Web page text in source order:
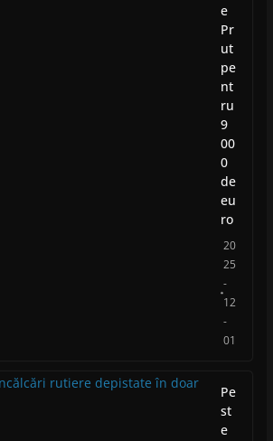
e
Pr
ut
pe
nt
ru
9
00
0
de
eu
ro
20
25
-
12
-
01
Pe
st
e